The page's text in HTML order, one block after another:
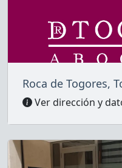
Roca de Togores,
Ver dirección y